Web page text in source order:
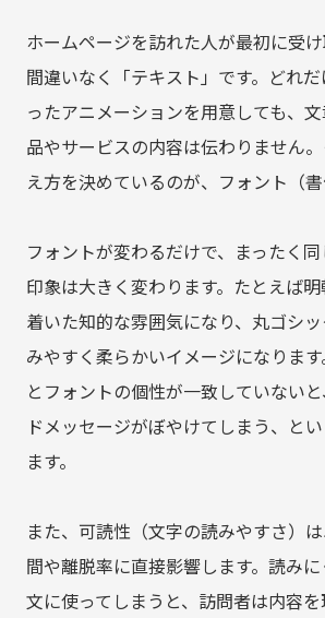
ホームページを訪れた人が最初に受
間違いなく「テキスト」です。どれ
ったアニメーションを用意しても、
品やサービスの内容は伝わりません
え方を決めているのが、フォント（書
フォントが変わるだけで、まったく
印象は大きく変わります。たとえば
着いた知的な雰囲気になり、丸ゴシ
みやすく柔らかいイメージになりま
とフォントの個性が一致していない
ドメッセージがぼやけてしまう、と
ます。
また、可読性（文字の読みやすさ）
間や離脱率に直接影響します。読み
文に使ってしまうと、訪問者は内容